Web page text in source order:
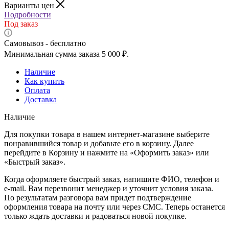
Варианты цен
Подробности
Под заказ
Самовывоз - бесплатно
Минимальная сумма заказа 5 000 ₽.
Наличие
Как купить
Оплата
Доставка
Наличие
Для покупки товара в нашем интернет-магазине выберите
понравившийся товар и добавьте его в корзину. Далее
перейдите в Корзину и нажмите на «Оформить заказ» или
«Быстрый заказ».
Когда оформляете быстрый заказ, напишите ФИО, телефон и
e-mail. Вам перезвонит менеджер и уточнит условия заказа.
По результатам разговора вам придет подтверждение
оформления товара на почту или через СМС. Теперь останется
только ждать доставки и радоваться новой покупке.